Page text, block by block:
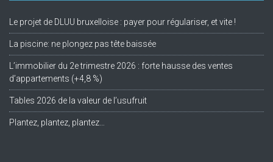
Le projet de DLUU bruxelloise : payer pour régulariser, et vite !
La piscine: ne plongez pas tête baissée
L’immobilier du 2e trimestre 2026 : forte hausse des ventes
d’appartements (+4,8 %)
Tables 2026 de la valeur de l’usufruit
Plantez, plantez, plantez…